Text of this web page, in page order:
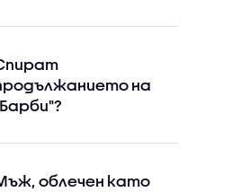
на
облечен като